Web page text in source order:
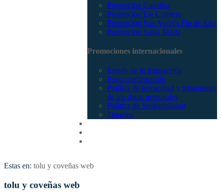
Promocion Coveñas
Promoción Eje Cafetero
Promoción San Andrés Fin de Año
Promoción Santa Marta
Promociones internacionales
Estado de tu transacción
Pago confirmación
Política de privacidad y tratamiento
de los datos personales
Política de Sostenibilidad
Tiquetes
Estas en: tolu y coveñas web
tolu y coveñas web